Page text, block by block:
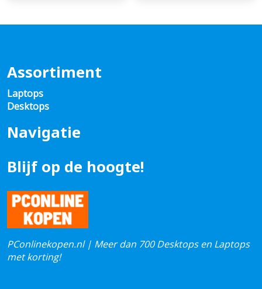
Assortiment
Laptops
Desktops
Navigatie
Blijf op de hoogte!
PConlinekopen.nl | Meer dan 700 Desktops en Laptops
met korting!